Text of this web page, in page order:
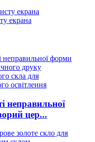
екрана
неправильної
цер...